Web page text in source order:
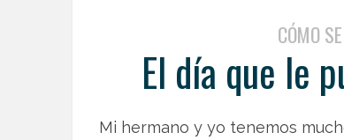
CÓMO
El día que le
Mi hermano y yo tenemos